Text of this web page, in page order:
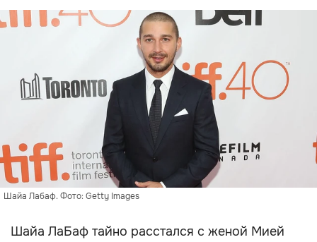
Шайа Лабаф. Фото: Getty Images
Шайа ЛаБаф тайно расстался с женой Мией